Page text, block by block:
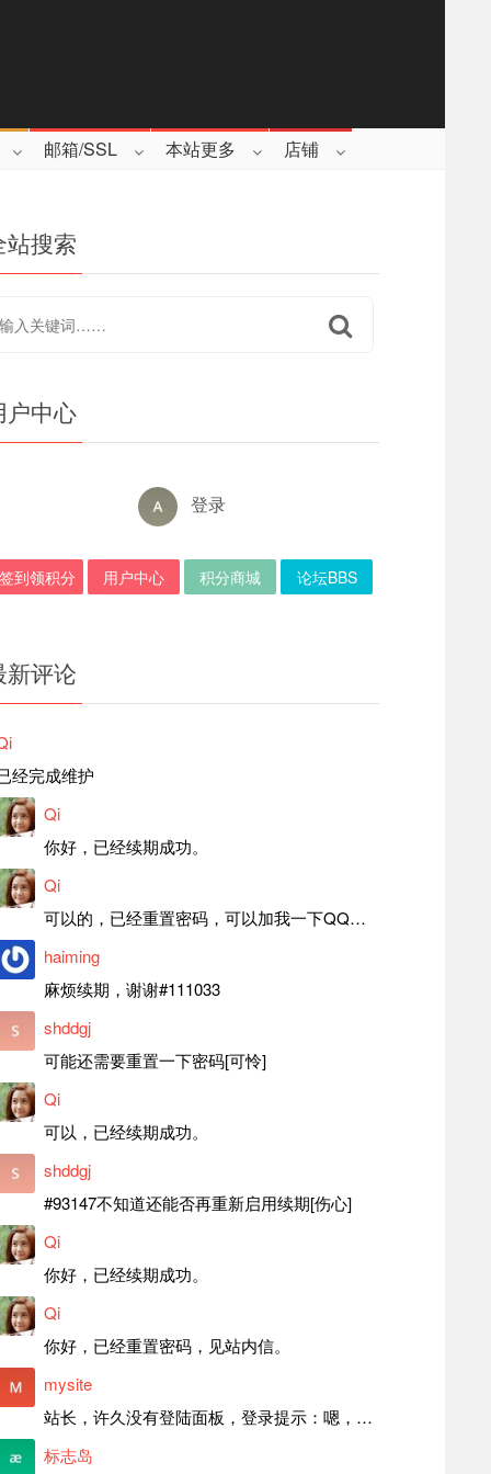
邮箱/SSL 本站更多 店铺
站搜索
户中心
登录
签到领积分 用户中心 积分商城 论坛BBS
新评论
经完成维护
Qi
你好，已经续期成功。
Qi
可以的，已经重置密码，可以加我一下QQ，留言后我就发密码给你。
haiming
麻烦续期，谢谢#111033
shddgj
可能还需要重置一下密码[可怜]
Qi
可以，已经续期成功。
shddgj
#93147不知道还能否再重新启用续期[伤心]
Qi
你好，已经续期成功。
Qi
你好，已经重置密码，见站内信。
mysite
站长，许久没有登陆面板，登录提示：嗯，登录详细信息似乎不正确。请重试。 网站还可以正常使用。如果是密码问题请帮忙重置一下密码。谢谢。订单号：97790，账号：aa20210950。 站长，提交了工单，你回复续期成功，不过我的问题是面部登陆信息有问题，一直是初始密码，现在无法登陆，有时间麻烦排查一下。
标志岛